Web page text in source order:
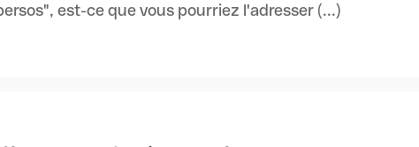
est-ce que vous pourriez l'adresser (...)